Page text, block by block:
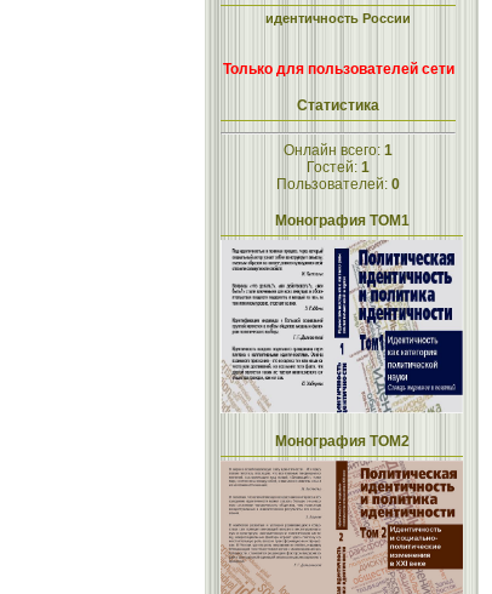
идентичность России
Только для пользователей сети
Статистика
Онлайн всего: 1
Гостей: 1
Пользователей: 0
Монография ТОМ1
Монография ТОМ2